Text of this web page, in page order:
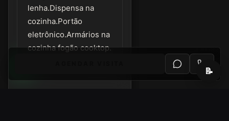
lenha.Dispensa na
cozinha.Portão
eletrônico.Armários na
cozinha fogão cooktop.
📝